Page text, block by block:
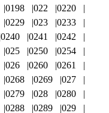
0198 022
0220
0229 023
0233
0240 0241
0242
025 0250
0254
026 0260
0261
0268 0269
027
0279 028
0280
0288 0289 029